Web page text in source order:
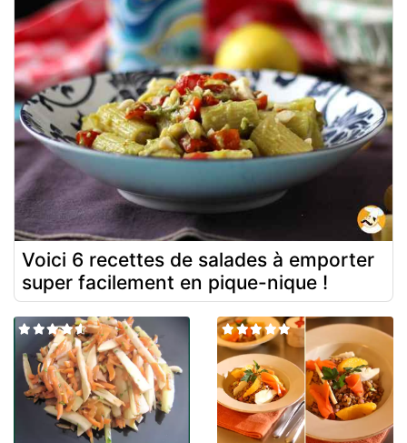
Voici 6 recettes de salades à emporter
super facilement en pique-nique !